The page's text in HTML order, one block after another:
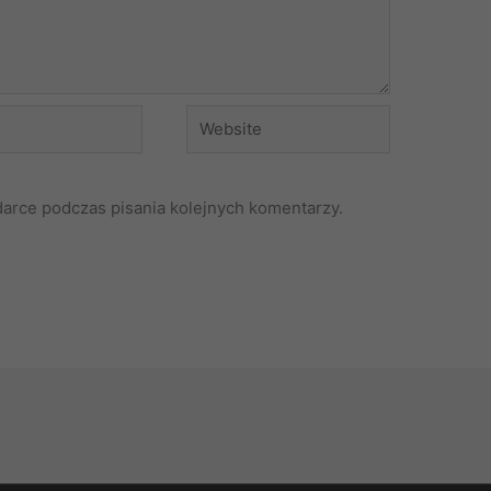
Website
podczas pisania kolejnych komentarzy.